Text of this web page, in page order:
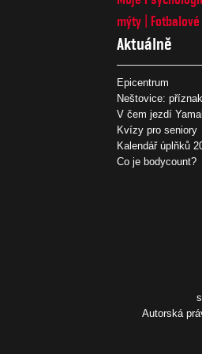
mýty
Fotbalové
Aktuálně
Epicentrum
Neštovice:
V čem jezdí
Kvízy pro seniory
Kalendář úplňků
Co je bodycount?
Autorská